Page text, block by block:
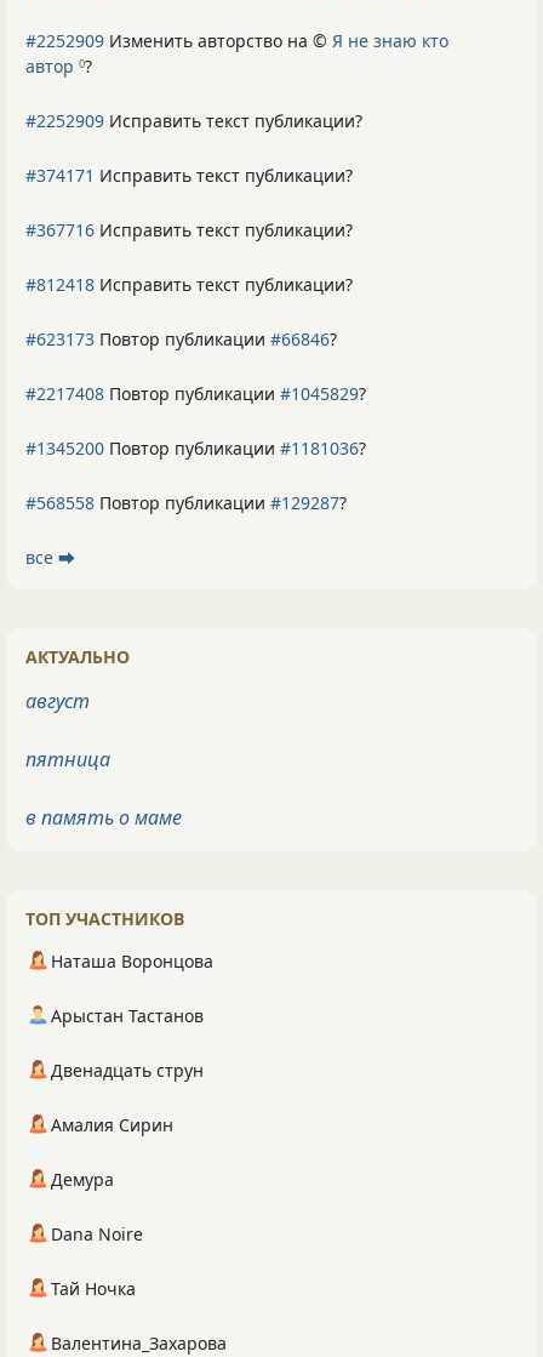
#2252909 Изменить авторство на © Я не знаю кто
автор 0?
#2252909 Исправить текст публикации?
#374171 Исправить текст публикации?
#367716 Исправить текст публикации?
#812418 Исправить текст публикации?
#623173 Повтор публикации #66846?
#2217408 Повтор публикации #1045829?
#1345200 Повтор публикации #1181036?
#568558 Повтор публикации #129287?
все ⮕
АКТУАЛЬНО
август
пятница
в память о маме
ТОП УЧАСТНИКОВ
Наташа Воронцова
Арыстан Тастанов
Двенадцать струн
Амалия Сирин
Демура
Dana Noire
Тай Ночка
Валентина_Захарова